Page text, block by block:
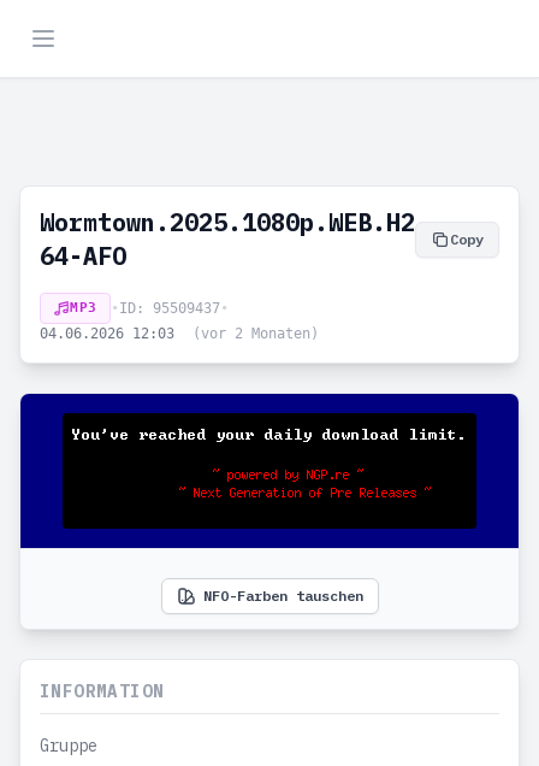
Wormtown.2025.1080p.WEB.H2
64-AFO
Copy
MP3 • ID: 95509437•
04.06.2026 12:03
(vor 2 Monaten)
NFO-Farben tauschen
INFORMATION
Gruppe